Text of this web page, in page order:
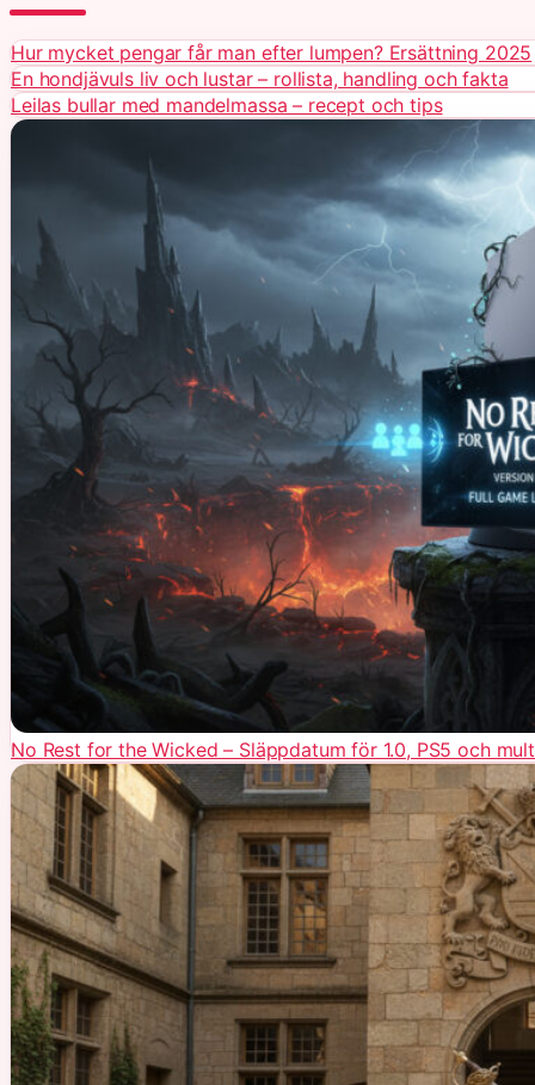
Hur mycket pengar får man efter lumpen? Ersättning 2025
En hondjävuls liv och lustar – rollista, handling och fakta
Leilas bullar med mandelmassa – recept och tips
No Rest for the Wicked – Släppdatum för 1.0, PS5 och